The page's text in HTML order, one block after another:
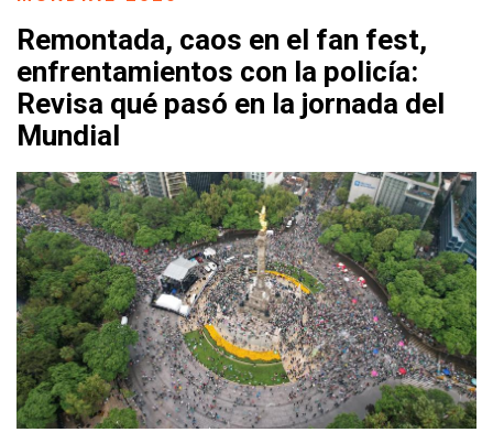
Remontada, caos en el fan fest,
enfrentamientos con la policía:
Revisa qué pasó en la jornada del
Mundial